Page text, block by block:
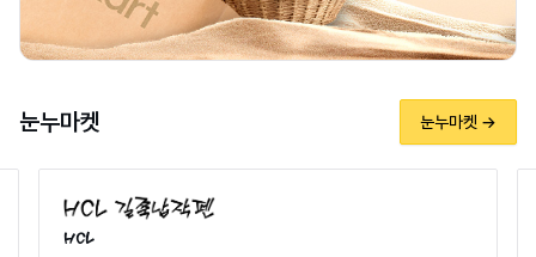
눈누마켓 눈누마켓 →
HCL